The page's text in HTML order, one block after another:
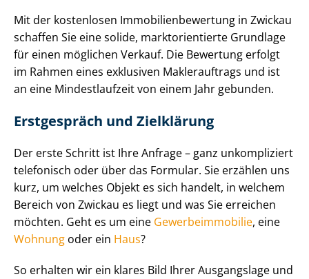
Mit der kostenlosen Im­mo­bi­li­en­be­wer­tung in Zwickau
schaffen Sie eine solide, markt­ori­en­tier­te Grundlage
für einen möglichen Verkauf. Die Bewertung erfolgt
im Rahmen eines exklusiven Maklerauftrags und ist
an eine Mindestlaufzeit von einem Jahr gebunden.
Erstgespräch und Zielklärung
Der erste Schritt ist Ihre Anfrage – ganz unkompliziert
telefonisch oder über das Formular. Sie erzählen uns
kurz, um welches Objekt es sich handelt, in welchem
Bereich von Zwickau es liegt und was Sie erreichen
möchten. Geht es um eine Ge­wer­be­im­mo­bi­lie, eine
Wohnung oder ein Haus?
So erhalten wir ein klares Bild Ihrer Ausgangslage und